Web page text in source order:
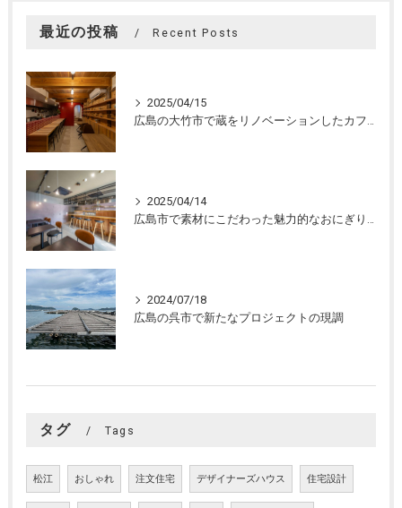
最近の投稿 Recent Posts
2025/04/15
広島の大竹市で蔵をリノベーションしたカフェの設計。店舗設計、店舗デザインはasazu design office
2025/04/14
広島市で素材にこだわった魅力的なおにぎり屋さんの設計。店舗設計、店舗デザインはasazu design office
2024/07/18
広島の呉市で新たなプロジェクトの現調
タグ Tags
松江 おしゃれ 注文住宅 デザイナーズハウス 住宅設計